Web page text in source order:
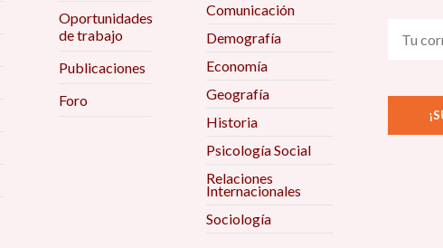
Oportunidades
de trabajo
Publicaciones
Foro
Comunicación
Demografía
Economía
Geografía
Historia
Psicología Social
Relaciones
Internacionales
Sociología